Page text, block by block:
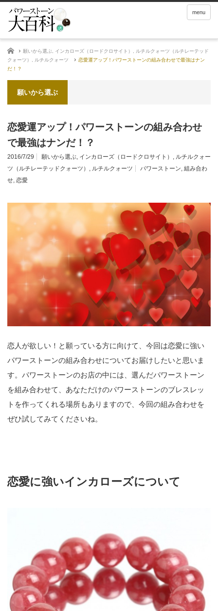
menu
ホーム 願いから選ぶ インカローズ（ロードクロサイト）
ルチルクォーツ（ルチレーテッド
クォーツ）
ルチルクォーツ
恋愛運アップ！パワーストーンの組み合わせで最強はナン
だ！？
願いから選ぶ
恋愛運アップ！パワーストーンの組み合わせ
で最強はナンだ！？
2016/7/29 願いから選ぶ, インカローズ（ロードクロサイト） , ルチルクォー
ツ（ルチレーテッドクォーツ） , ルチルクォーツ パワーストーン, 組み合わ
せ, 恋愛
恋人が欲しい！と願っている方に向けて、今回は恋愛に強い
パワーストーンの組み合わせについてお届けしたいと思いま
す。パワーストーンのお店の中には、選んだパワーストーン
を組み合わせて、あなただけのパワーストーンのブレスレッ
トを作ってくれる場所もありますので、今回の組み合わせを
ぜひ試してみてくださいね。
恋愛に強いインカローズについて